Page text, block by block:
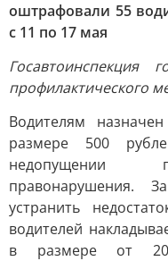
оштрафовали 55
с 11 по 17 мая
Госавтоинспекция
профилактического
Водителям
размере 500
недопущении
правонарушения.
устранить
водителей
в размере от